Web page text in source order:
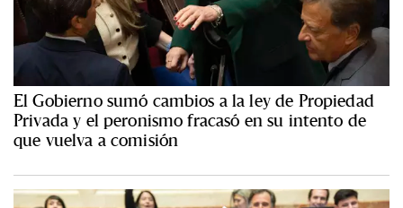
El Gobierno sumó cambios a la ley de Propiedad
Privada y el peronismo fracasó en su intento de
que vuelva a comisión